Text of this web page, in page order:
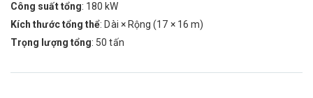
Công suất tổng: 180 kW
Kích thước tổng thể: Dài × Rộng (17 × 16 m)
Trọng lượng tổng: 50 tấn